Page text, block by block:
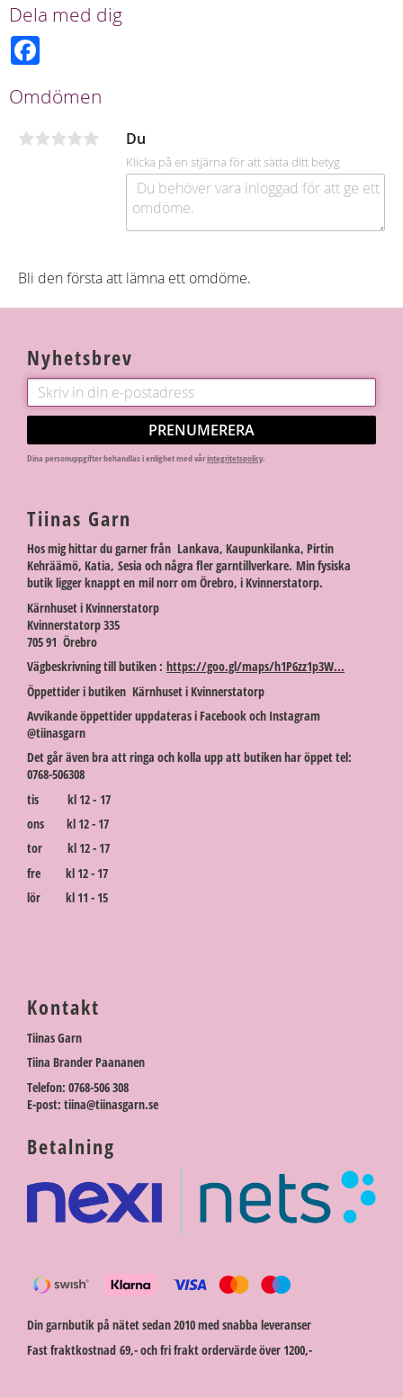
Dela med dig
b
o
k
Omdömen
Du
Klicka på en stjärna för att sätta ditt betyg
Bli den första att lämna ett omdöme.
Nyhetsbrev
PRENUMERERA
Dina personuppgifter behandlas i enlighet med vårintegritetspolicy.
Tiinas Garn
Hos mig hittar du garner från Lankava, Kaupunkilanka, Pirtin
Kehräämö, Katia, Sesia och några fler garntillverkare. Min fysiska
butik ligger knappt en mil norr om Örebro, i Kvinnerstatorp.
Kärnhuset i Kvinnerstatorp
Kvinnerstatorp 335
705 91 Örebro
Vägbeskrivning till butiken : https://goo.gl/maps/h1P6zz1p3W...
Öppettider i butiken Kärnhuset i Kvinnerstatorp
Avvikande öppettider uppdateras i Facebook och Instagram
@tiinasgarn
Det går även bra att ringa och kolla upp att butiken har öppet tel:
0768-506308
tis kl 12 - 17
ons kl 12 - 17
tor kl 12 - 17
fre kl 12 - 17
lör kl 11 - 15
Kontakt
Tiinas Garn
Tiina Brander Paananen
Telefon: 0768-506 308
E-post: tiina@tiinasgarn.se
Betalning
Din garnbutik på nätet sedan 2010 med snabba leveranser
Fast fraktkostnad 69,- och fri frakt ordervärde över 1200,-